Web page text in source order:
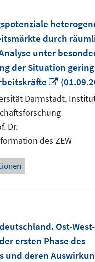
durch
unter
der Situation gering
In
neuem
Fenster
öffnen
Darmstadt,
Dr.
des ZEW
Ost-West-
ersten Phase des
und deren